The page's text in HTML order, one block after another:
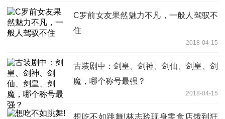
C罗前女友果然魅力不凡，一般人驾驭不
住
2018-04-15
古装剧中：剑皇、剑神、剑仙、剑皇、剑
魔，哪个称号最强？
2018-04-15
想吃不如跳舞!林志玲现身零食店饿到狂